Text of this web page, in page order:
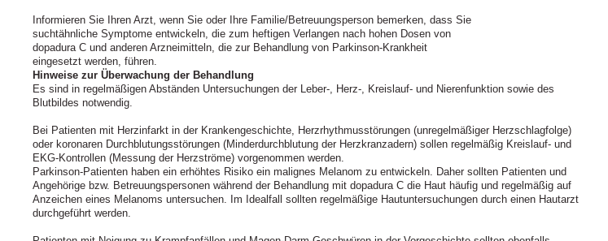
Informieren Sie Ihren Arzt, wenn Sie oder Ihre Familie/Betreuungsperson bemerken, dass Sie
suchtähnliche Symptome entwickeln, die zum heftigen Verlangen nach hohen Dosen von
dopadura C und anderen Arzneimitteln, die zur Behandlung von Parkinson-Krankheit
eingesetzt werden, führen.
Hinweise zur Überwachung der Behandlung
Es sind in regelmäßigen Abständen Untersuchungen der Leber-, Herz-, Kreislauf- und Nierenfunktion sowie des
Blutbildes notwendig.
Bei Patienten mit Herzinfarkt in der Krankengeschichte, Herzrhythmusstörungen (unregelmäßiger Herzschlagfolge)
oder koronaren Durchblutungsstörungen (Minderdurchblutung der Herzkranzadern) sollen regelmäßig Kreislauf- und
EKG-Kontrollen (Messung der Herzströme) vorgenommen werden.
Parkinson-Patienten haben ein erhöhtes Risiko ein malignes Melanom zu entwickeln. Daher sollten Patienten und
Angehörige bzw. Betreuungspersonen während der Behandlung mit dopadura C die Haut häufig und regelmäßig auf
Anzeichen eines Melanoms untersuchen. Im Idealfall sollten regelmäßige Hautuntersuchungen durch einen Hautarzt
durchgeführt werden.